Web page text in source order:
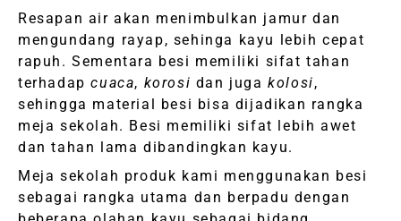
Resapan air akan menimbulkan jamur dan
mengundang rayap, sehinga kayu lebih cepat
rapuh. Sementara besi memiliki sifat tahan
terhadapcuaca, korosi dan jugakolosi,
sehingga material besi bisa dijadikan rangka
meja sekolah. Besi memiliki sifat lebih awet
dan tahan lama dibandingkan kayu.
Meja sekolah produk kami menggunakan besi
sebagai rangka utama dan berpadu dengan